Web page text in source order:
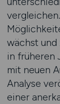
wächst
in früheren
mit neuen
Analyse
einer